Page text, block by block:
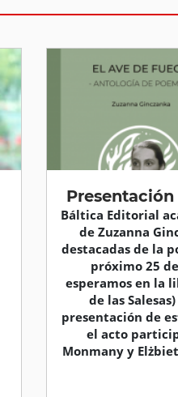
Báltica Editorial
de Zuzanna
destacadas de la
próximo 25
esperamos en la
de las
presentación de
el acto
Monmany y